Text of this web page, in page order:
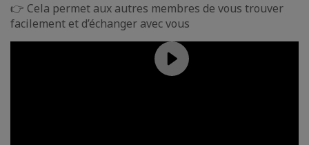
👉 Cela permet aux autres membres de vous trouver
facilement et d’échanger avec vous